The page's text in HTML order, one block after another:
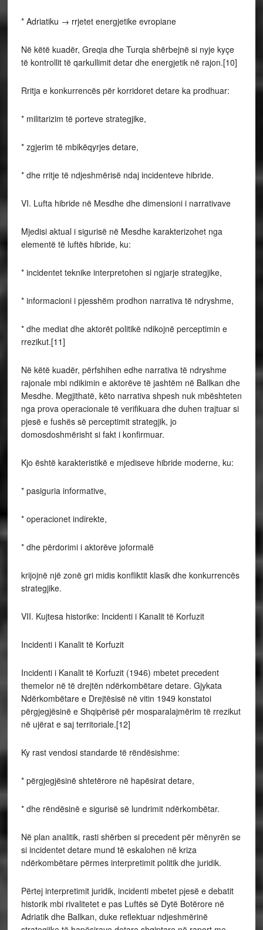
* Adriatiku → rrjetet energjetike evropiane
Në këtë kuadër, Greqia dhe Turqia shërbejnë si nyje kyçe
të kontrollit të qarkullimit detar dhe energjetik në rajon.[10]
Rritja e konkurrencës për korridoret detare ka prodhuar:
* militarizim të porteve strategjike,
* zgjerim të mbikëqyrjes detare,
* dhe rritje të ndjeshmërisë ndaj incidenteve hibride.
VI. Lufta hibride në Mesdhe dhe dimensioni i narrativave
Mjedisi aktual i sigurisë në Mesdhe karakterizohet nga
elementë të luftës hibride, ku:
* incidentet teknike interpretohen si ngjarje strategjike,
* informacioni i pjesshëm prodhon narrativa të ndryshme,
* dhe mediat dhe aktorët politikë ndikojnë perceptimin e
rrezikut.[11]
Në këtë kuadër, përfshihen edhe narrativa të ndryshme
rajonale mbi ndikimin e aktorëve të jashtëm në Ballkan dhe
Mesdhe. Megjithatë, këto narrativa shpesh nuk mbështeten
nga prova operacionale të verifikuara dhe duhen trajtuar si
pjesë e fushës së perceptimit strategjik, jo
domosdoshmërisht si fakt i konfirmuar.
Kjo është karakteristikë e mjediseve hibride moderne, ku:
* pasiguria informative,
* operacionet indirekte,
* dhe përdorimi i aktorëve joformalë
krijojnë një zonë gri midis konfliktit klasik dhe konkurrencës
strategjike.
VII. Kujtesa historike: Incidenti i Kanalit të Korfuzit
Incidenti i Kanalit të Korfuzit
Incidenti i Kanalit të Korfuzit (1946) mbetet precedent
themelor në të drejtën ndërkombëtare detare. Gjykata
Ndërkombëtare e Drejtësisë në vitin 1949 konstatoi
përgjegjësinë e Shqipërisë për mosparalajmërim të rrezikut
në ujërat e saj territoriale.[12]
Ky rast vendosi standarde të rëndësishme:
* përgjegjësinë shtetërore në hapësirat detare,
* dhe rëndësinë e sigurisë së lundrimit ndërkombëtar.
Në plan analitik, rasti shërben si precedent për mënyrën se
si incidentet detare mund të eskalohen në kriza
ndërkombëtare përmes interpretimit politik dhe juridik.
Përtej interpretimit juridik, incidenti mbetet pjesë e debatit
historik mbi rivalitetet e pas Luftës së Dytë Botërore në
Adriatik dhe Ballkan, duke reflektuar ndjeshmërinë